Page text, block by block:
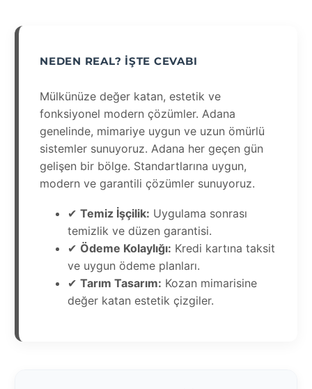
NEDEN REAL? İŞTE CEVABI
Mülkünüze değer katan, estetik ve
fonksiyonel modern çözümler. Adana
genelinde, mimariye uygun ve uzun ömürlü
sistemler sunuyoruz. Adana her geçen gün
gelişen bir bölge. Standartlarına uygun,
modern ve garantili çözümler sunuyoruz.
✔ Temiz İşçilik: Uygulama sonrası
temizlik ve düzen garantisi.
✔ Ödeme Kolaylığı: Kredi kartına taksit
ve uygun ödeme planları.
✔ Tarım Tasarım: Kozan mimarisine
değer katan estetik çizgiler.